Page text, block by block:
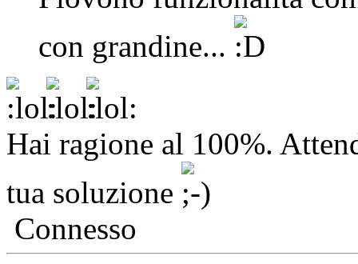
con grandine...
Hai ragione al 100%.
tua soluzione
Connesso